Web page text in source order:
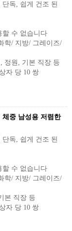
단독, 쉽게 건조 된
할 수 없습니다
학/ 지방/ 그레이즈/
정원, 기본 직장 등
자 당 10 쌍
중 남성용 저렴한
단독, 쉽게 건조 된
할 수 없습니다
학/ 지방/ 그레이즈/
본 직장 등
자 당 10 쌍